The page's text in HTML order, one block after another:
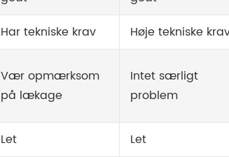
Har tekniske krav Høje tekniske
Vær opmærksom
på lækage
Intet særligt
problem
Let
Let